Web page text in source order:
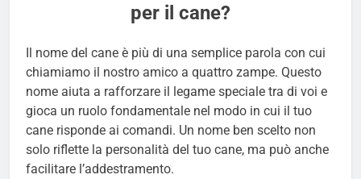
per il cane?
Il nome del cane è più di una semplice parola con cui
chiamiamo il nostro amico a quattro zampe. Questo
nome aiuta a rafforzare il legame speciale tra di voi e
gioca un ruolo fondamentale nel modo in cui il tuo
cane risponde ai comandi. Un nome ben scelto non
solo riflette la personalità del tuo cane, ma può anche
facilitare l’addestramento.